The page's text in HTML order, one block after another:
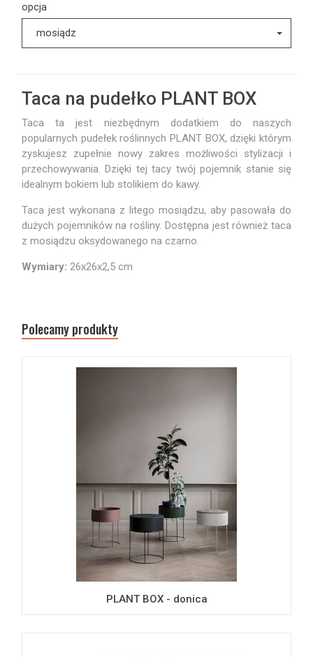
opcja
mosiądz
Taca na pudełko PLANT BOX
Taca ta jest niezbędnym dodatkiem do naszych
popularnych pudełek roślinnych PLANT BOX, dzięki którym
zyskujesz zupełnie nowy zakres możliwości stylizacji i
przechowywania. Dzięki tej tacy twój pojemnik stanie się
idealnym bokiem lub stolikiem do kawy.
Taca jest wykonana z litego mosiądzu, aby pasowała do
dużych pojemników na rośliny. Dostępna jest również taca
z mosiądzu oksydowanego na czarno.
Wymiary: 26x26x2,5 cm
Polecamy produkty
PLANT BOX - donica